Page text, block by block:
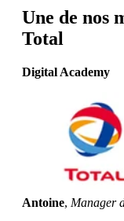
Une de nos
Total
Digital Academy
Antoine, Manager